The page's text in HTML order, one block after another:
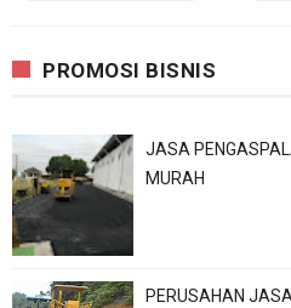
PROMOSI BISNIS
JASA
MURAH
PERUSAHAN